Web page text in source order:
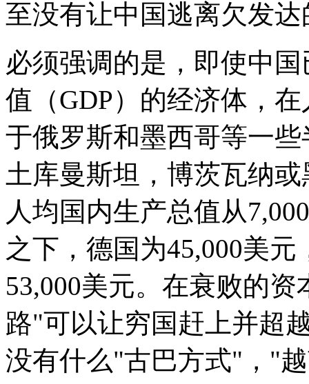
至没有让中国逃离欠发
必须强调的是，即使中
值（GDP）的经济体，
于俄罗斯和墨西哥等一
土库曼斯坦，博茨瓦纳
人均国内生产总值从
之下，德国为45,000美
53,000美元。在衰败的
路"可以让穷国赶上并超
没有什么"古巴方式"，"